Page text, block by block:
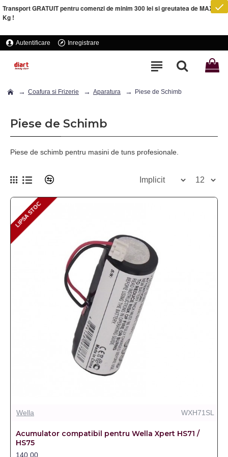
Transport GRATUIT pentru comenzi de minim 300 lei si greutatea de MAXIM 5
Kg !
Autentificare Inregistrare
Coafura si Frizerie Aparatura Piese de Schimb
Piese de Schimb
Piese de schimb pentru masini de tuns profesionale.
LIPSA STOC
LIPSA STOC
Wella WXH71SL
Acumulator compatibil pentru Wella Xpert HS71 /
HS75
140,00